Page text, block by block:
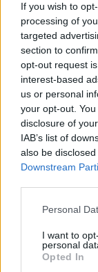
If you wish to
processing of
targeted
section to
opt-out request
interest-based
us or personal
your opt-out.
disclosure of
IAB’s list of
also be
Downstream
Please note that
not limited to
grant or deny
use your data
Personal
I want to
personal
Opted In
proteggere i
possano
sia in ordine
<\/p>